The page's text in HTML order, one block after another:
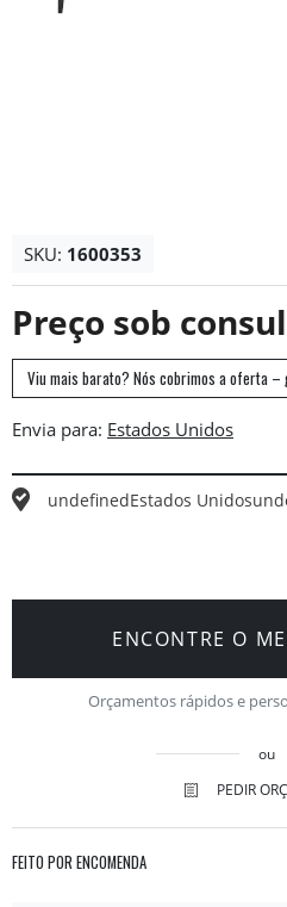
SKU: 1600353
Preço sob
Viu mais barato? Nós cobrimos a oferta –
Envia para:
undefinedEstados Unidos
ENCONTRE O
Orçamentos rápidos e
ou
PEDIR
FEITO POR ENCOMENDA